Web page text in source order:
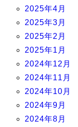
2025年4月
2025年3月
2025年2月
2025年1月
2024年12月
2024年11月
2024年10月
2024年9月
2024年8月